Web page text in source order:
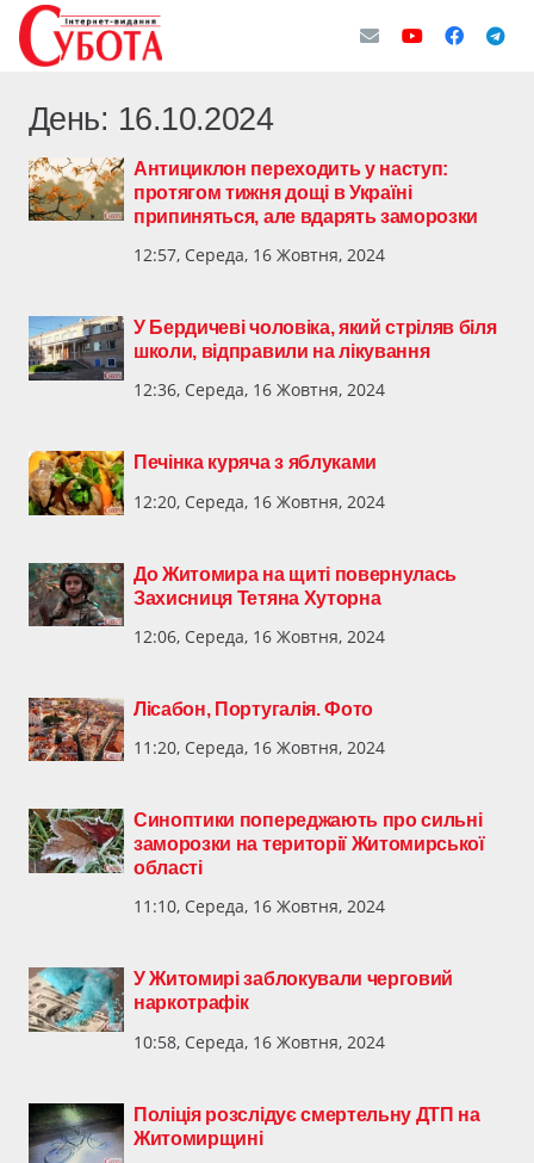
День: 16.10.2024
Антициклон переходить у наступ:
протягом тижня дощі в Україні
припиняться, але вдарять заморозки
12:57, Середа, 16 Жовтня, 2024
У Бердичеві чоловіка, який стріляв біля
школи, відправили на лікування
12:36, Середа, 16 Жовтня, 2024
Печінка куряча з яблуками
12:20, Середа, 16 Жовтня, 2024
До Житомира на щиті повернулась
Захисниця Тетяна Хуторна
12:06, Середа, 16 Жовтня, 2024
Лісабон, Португалія. Фото
11:20, Середа, 16 Жовтня, 2024
Синоптики попереджають про сильні
заморозки на території Житомирської
області
11:10, Середа, 16 Жовтня, 2024
У Житомирі заблокували черговий
наркотрафік
10:58, Середа, 16 Жовтня, 2024
Поліція розслідує смертельну ДТП на
Житомирщині